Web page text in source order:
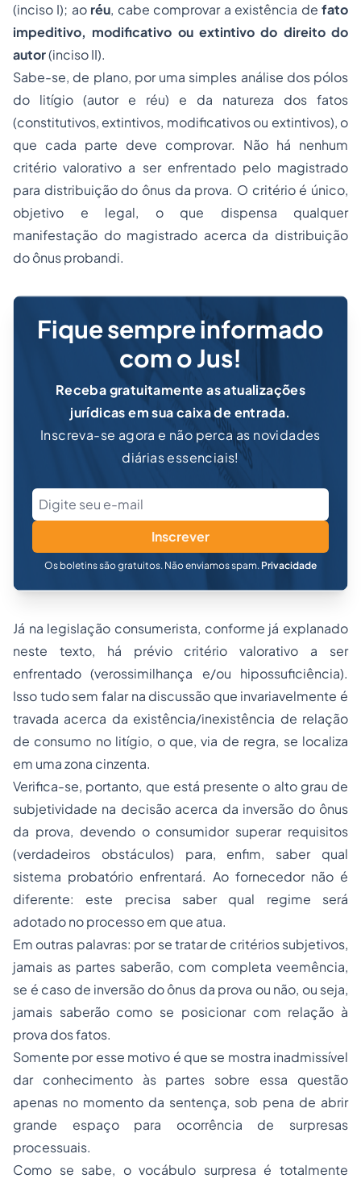
(inciso I); ao réu, cabe comprovar a existência defato
impeditivo, modificativo ou extintivo do direito do
autor(inciso II).
Sabe-se, de plano, por uma simples análise dos pólos
do litígio (autor e réu) e da natureza dos fatos
(constitutivos, extintivos, modificativos ou extintivos), o
que cada parte deve comprovar. Não há nenhum
critério valorativo a ser enfrentado pelo magistrado
para distribuição do ônus da prova. O critério é único,
objetivo e legal, o que dispensa qualquer
manifestação do magistrado acerca da distribuição
do ônusprobandi.
Fique sempre informado
com o Jus!
Receba gratuitamente as atualizações
jurídicas em sua caixa de entrada.
Inscreva-se agora e não perca as novidades
diárias essenciais!
Inscrever
Os boletins são gratuitos. Não enviamos spam. Privacidade
Já na legislação consumerista, conforme já explanado
neste texto, há prévio critério valorativo a ser
enfrentado (verossimilhança e/ou hipossuficiência).
Isso tudo sem falar na discussão que invariavelmente é
travada acerca da existência/inexistência de relação
de consumo no litígio, o que, via de regra, se localiza
em uma zona cinzenta.
Verifica-se, portanto, que está presente o alto grau de
subjetividade na decisão acerca da inversão do ônus
da prova, devendo o consumidor superar requisitos
(verdadeiros obstáculos) para, enfim, saber qual
sistema probatório enfrentará. Ao fornecedor não é
diferente: este precisa saber qual regime será
adotado no processo em que atua.
Em outras palavras: por se tratar de critérios subjetivos,
jamais as partes saberão, com completa veemência,
se é caso de inversão do ônus da prova ou não, ou seja,
jamais saberão como se posicionar com relação à
prova dos fatos.
Somente por esse motivo é que se mostra inadmissível
dar conhecimento às partes sobre essa questão
apenas no momento da sentença, sob pena de abrir
grande espaço para ocorrência de surpresas
processuais.
Como se sabe, o vocábulo surpresa é totalmente